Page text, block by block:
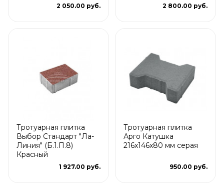
2 050.00 руб. 2 800.00 руб.
Тротуарная плитка
Выбор Стандарт "Ла-
Линия" (Б.1.П.8)
Красный
1 927.00 руб.
Тротуарная плитка
Арго Катушка
216x146x80 мм серая
950.00 руб.